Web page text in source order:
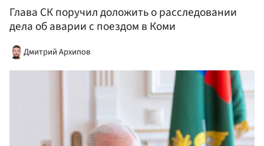
Глава СК поручил доложить о расследовании
дела об аварии с поездом в Коми
Дмитрий Архипов